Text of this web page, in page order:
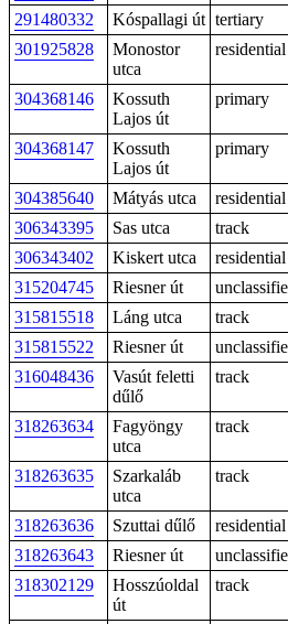
291480332
Kóspallagi út tertiary
301925828
Monostor
utca
residential
304368146
Kossuth
Lajos út
primary
304368147
Kossuth
Lajos út
primary
304385640 Mátyás utca
residential
306343395
Sas utca
track
306343402
Kiskert utca residential
315204745
Riesner út
315815518
Láng utca
track
315815522
Riesner út
316048436
Vasút feletti
dűlő
track
318263634
Fagyöngy
utca
track
318263635
Szarkaláb
utca
track
318263636 Szuttai dűlő residential
318263643
Riesner út
318302129
Hosszúoldal
út
track